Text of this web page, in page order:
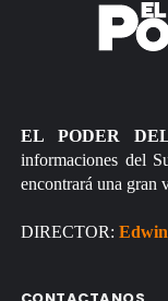
EL PODER
informaciones del
encontrará una gran
DIRECTOR: